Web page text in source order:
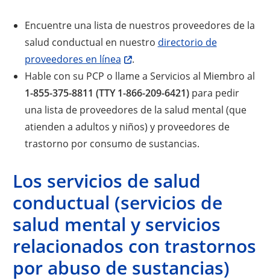
Encuentre una lista de nuestros proveedores de la
salud conductual en nuestro directorio de
proveedores en línea Opens a new window
.
Hable con su PCP o llame a Servicios al Miembro al
1-855-375-8811 (TTY 1-866-209-6421)para pedir
una lista de proveedores de la salud mental (que
atienden a adultos y niños) y proveedores de
trastorno por consumo de sustancias.
Los servicios de salud
conductual (servicios de
salud mental y servicios
relacionados con trastornos
por abuso de sustancias)